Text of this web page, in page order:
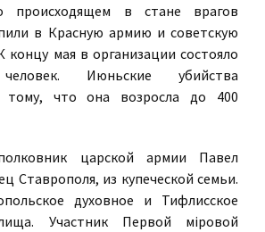
происходящем в стане врагов
в Красную армию и советскую
концу мая в организации состояло
Июньские убийства
тому, что она возросла до 400
царской армии Павел
Ставрополя, из купеческой семьи.
духовное и Тифлисское
Участник Первой мiровой